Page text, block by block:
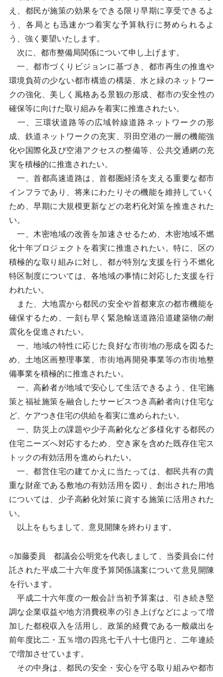
え、都民が施策の効果をできる限り早期に享受できるよ
う、各局とも迅速かつ着実な予算執行に努められるよ
う、強く要望いたします。
次に、都市整備局関係について申し上げます。
一、都市づくりビジョンに基づき、都市再生の推進や
環境負荷の少ない都市構造の構築、水と緑のネットワー
クの強化、美しく風格ある景観の形成、都市の安全性の
確保等に向けた取り組みを着実に推進されたい。
一、三環状道路等の広域幹線道路ネットワークの形
成、鉄道ネットワークの充実、羽田空港の一層の機能強
化や国際化及び空港アクセスの整備等、公共交通網の充
実を積極的に推進されたい。
一、首都高速道路は、首都圏経済を支える重要な都市
インフラであり、将来にわたりその機能を維持していく
ため、早期に大規模更新などの老朽化対策を推進された
い。
一、木密地域の改善を加速させるため、木密地域不燃
化十年プロジェクトを着実に推進されたい。特に、区の
積極的な取り組みに対し、都が特別な支援を行う不燃化
特区制度については、各地域の事情に対応した支援を行
われたい。
また、大地震から都民の安全や首都東京の都市機能を
確保するため、一刻も早く緊急輸送道路沿道建築物の耐
震化を促進されたい。
一、地域の特性に応じた良好な市街地の形成を図るた
め、土地区画整理事業、市街地再開発事業等の市街地整
備事業を積極的に推進されたい。
一、高齢者が地域で安心して生活できるよう、住宅施
策と福祉施策を融合したサービスつき高齢者向け住宅な
ど、ケアつき住宅の供給を着実に進められたい。
一、防災上の課題や少子高齢化など多様化する都民の
住宅ニーズへ対応するため、空き家を含めた既存住宅ス
トックの有効活用を進められたい。
一、都営住宅の建てかえに当たっては、都民共有の貴
重な財産である敷地の有効活用を図り、創出された用地
については、少子高齢化対策に資する施策に活用された
い。
以上をもちまして、意見開陳を終わります。
○加藤委員 都議会公明党を代表しまして、当委員会に付
託された平成二十六年度予算関係議案について意見開陳
を行います。
平成二十六年度の一般会計当初予算案は、引き続き堅
調な企業収益や地方消費税率の引き上げなどによって増
加した都税収入を活用し、政策的経費である一般歳出を
前年度比二・五％増の四兆七千八十七億円と、二年連続
で増加させています。
その中身は、都民の安全・安心を守る取り組みや都市